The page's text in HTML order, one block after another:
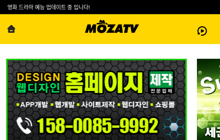
영화 드라마 예능 업데이트 중 입니다!